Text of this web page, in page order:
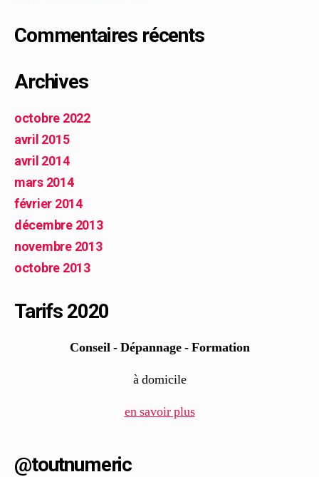
Commentaires récents
Archives
octobre 2022
avril 2015
avril 2014
mars 2014
février 2014
décembre 2013
novembre 2013
octobre 2013
Tarifs 2020
Conseil - Dépannage - Formation
à domicile
en savoir plus
@toutnumeric